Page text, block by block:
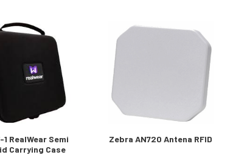
1 RealWear Semi
Carrying Case
Zebra AN720 Antena RFID